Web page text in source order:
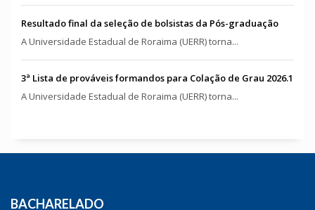
Resultado final da seleção de bolsistas da Pós-graduação
A Universidade Estadual de Roraima (UERR) torna...
3ª Lista de prováveis formandos para Colação de Grau 2026.1
A Universidade Estadual de Roraima (UERR) torna...
BACHARELADO